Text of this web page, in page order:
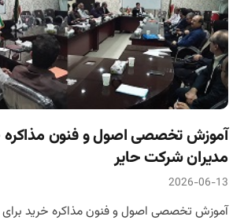
آموزش تخصصی اصول و فنون مذاکره
مدیران شرکت حایر
2026-06-13
آموزش تخصصی اصول و فنون مذاکره خرید برای